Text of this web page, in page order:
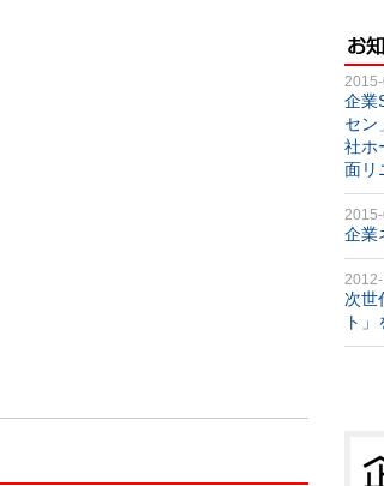
企業
セン
社ホ
面リ
企業
次世
ト